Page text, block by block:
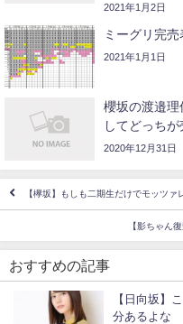
2021年1月2日
ミーグリ完売
2021年1月1日
櫻坂の渡邉理
してどっちが
2020年12月31日
【欅坂】もしも二期生だけでモッツァ
【影ちゃん
おすすめの記事
【日向坂】
分あるよな